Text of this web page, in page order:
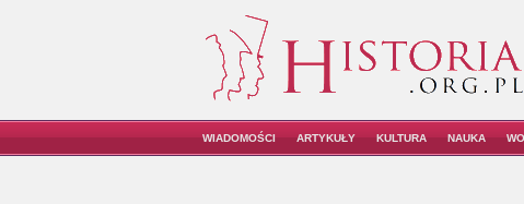
WIADOMOŚCI ARTYKUŁY KULTURA NAUKA